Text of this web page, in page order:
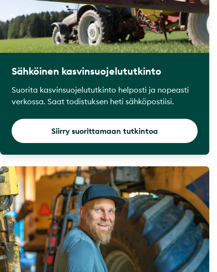
Sähköinen kasvinsuojelututkinto
Suorita kasvinsuojelututkinto helposti ja nopeasti
verkossa. Saat todistuksen heti sähköpostiisi.
Siirry suorittamaan tutkintoa